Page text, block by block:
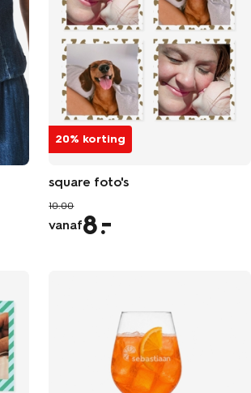
20% korting
square foto's
10.00
vanaf8